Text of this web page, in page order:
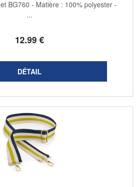
12.99€
BG760 - Matière : 100% polyester -
...